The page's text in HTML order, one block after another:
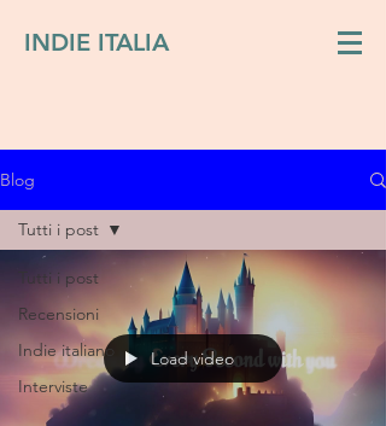
INDIE ITALIA
Blog
Tutti i post
Recensioni
Indie italiano
Interviste
Tutti i post
Load video